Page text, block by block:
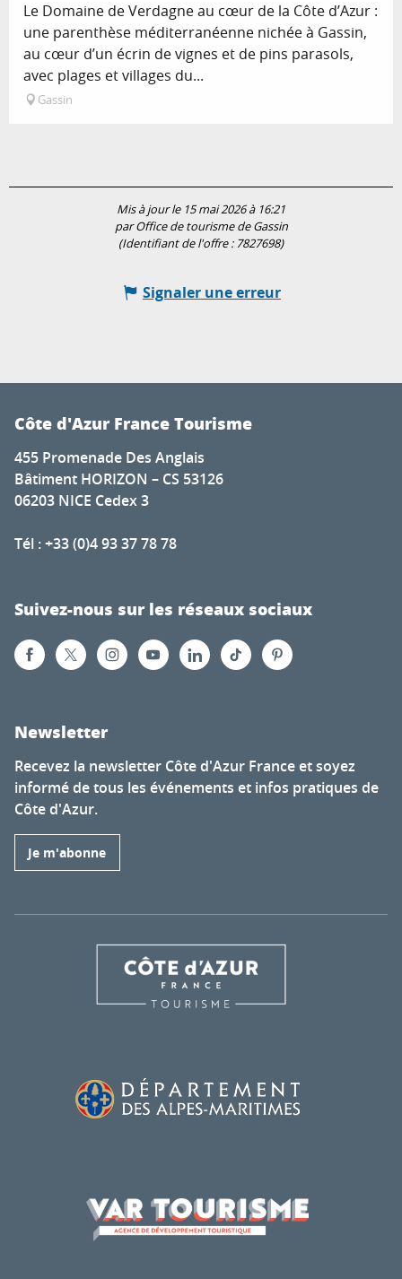
Le Domaine de Verdagne au cœur de la Côte d’Azur :
une parenthèse méditerranéenne nichée à Gassin,
au cœur d’un écrin de vignes et de pins parasols,
avec plages et villages du...
Gassin
Mis à jour le 15 mai 2026 à 16:21
par Office de tourisme de Gassin
(Identifiant de l'offre : 7827698)
Signaler une erreur
Côte d'Azur France Tourisme
455 Promenade Des Anglais
Bâtiment HORIZON – CS 53126
06203 NICE Cedex 3
Tél : +33 (0)4 93 37 78 78
Suivez-nous sur les réseaux sociaux
Newsletter
Recevez la newsletter Côte d'Azur France et soyez
informé de tous les événements et infos pratiques de
Côte d'Azur.
Je m'abonne